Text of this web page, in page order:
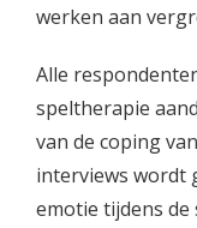
werken aan
Alle
speltherapie
van de coping
interviews wordt
emotie tijdens